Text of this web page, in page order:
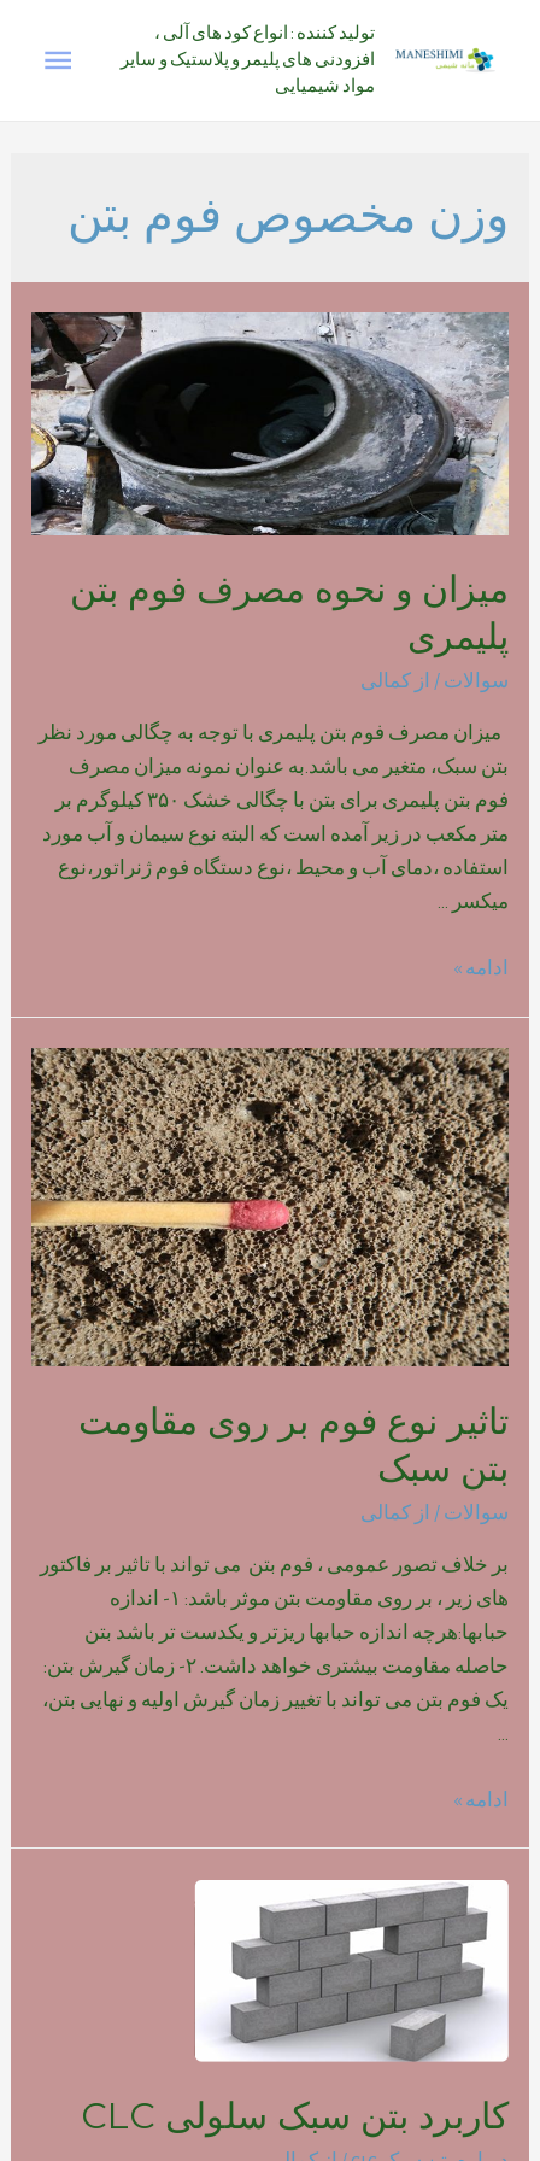
تولید کننده : انواع کود های آلی ،
افزودنی های پلیمر و پلاستیک و سایر
مواد شیمیایی
وزن مخصوص فوم بتن
میزان و نحوه مصرف فوم بتن
پلیمری
سوالات / از کمالی
میزان مصرف فوم بتن پلیمری با توجه به چگالی مورد نظر
بتن سبک، متغیر می باشد.به عنوان نمونه میزان مصرف
فوم بتن پلیمری برای بتن با چگالی خشک ۳۵۰ کیلوگرم بر
متر مکعب در زیر آمده است که البته نوع سیمان و آب مورد
استفاده ،دمای آب و محیط ،نوع دستگاه فوم ژنراتور،نوع
میکسر …
میزان
مصرف
فوم
بتن
پلیمری
ادامه »
تاثیر نوع فوم بر روی مقاومت
بتن سبک
سوالات / از کمالی
بر خلاف تصور عمومی ، فوم بتن می تواند با تاثیر بر فاکتور
های زیر ، بر روی مقاومت بتن موثر باشد: ۱- اندازه
حبابها:هرچه اندازه حبابها ریزتر و یکدست تر باشد بتن
حاصله مقاومت بیشتری خواهد داشت. ۲- زمان گیرش بتن:
یک فوم بتن می تواند با تغییر زمان گیرش اولیه و نهایی بتن،
تاثیر
روی
مقاومت
بتن
ادامه »
کاربرد بتن سبک سلولی CLC